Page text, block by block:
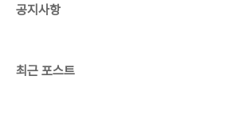
s70ex n5 소니 ux 시리즈 ux50 ux91 UX17LP,
공지사항
최근 포스트